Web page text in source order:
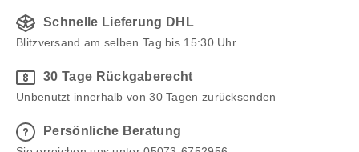
Schnelle Lieferung DHL
Blitzversand am selben Tag bis 15:30 Uhr
30 Tage Rückgaberecht
Unbenutzt innerhalb von 30 Tagen zurücksenden
Persönliche Beratung